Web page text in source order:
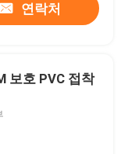
연락처
보호 PVC 접착